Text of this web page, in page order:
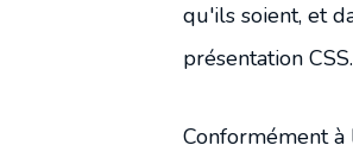
qu'ils soient, et
présentation CSS.
Conformément